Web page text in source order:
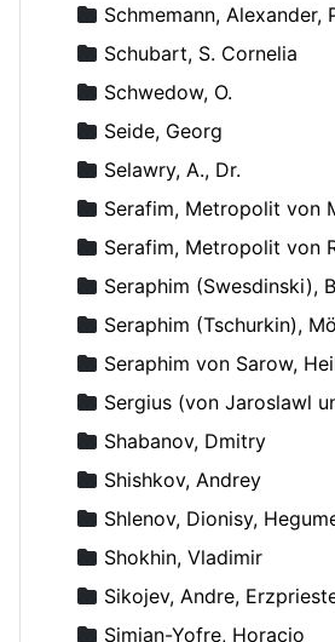
Schmemann, Alexander,
Schubart, S. Cornelia
Schwedow, O.
Seide, Georg
Selawry, A., Dr.
Serafim, Metropolit von
Serafim, Metropolit von
Seraphim (Swesdinski),
Seraphim (Tschurkin),
Seraphim von Sarow,
Sergius (von Jaroslawl und
Shabanov, Dmitry
Shishkov, Andrey
Shlenov, Dionisy,
Shokhin, Vladimir
Sikojev, Andre,
Simian-Yofre, Horacio